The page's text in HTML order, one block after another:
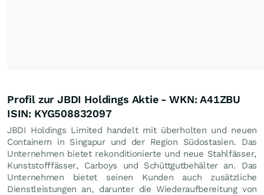
Profil zur JBDI Holdings Aktie - WKN: A41ZBU
ISIN: KYG508832097
JBDI Holdings Limited handelt mit überholten und neuen
Containern in Singapur und der Region Südostasien. Das
Unternehmen bietet rekonditionierte und neue Stahlfässer,
Kunststofffässer, Carboys und Schüttgutbehälter an. Das
Unternehmen bietet seinen Kunden auch zusätzliche
Dienstleistungen an, darunter die Wiederaufbereitung von